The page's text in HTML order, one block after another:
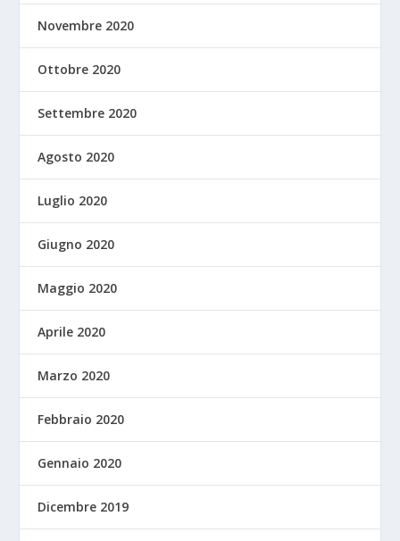
Novembre 2020
Ottobre 2020
Settembre 2020
Agosto 2020
Luglio 2020
Giugno 2020
Maggio 2020
Aprile 2020
Marzo 2020
Febbraio 2020
Gennaio 2020
Dicembre 2019